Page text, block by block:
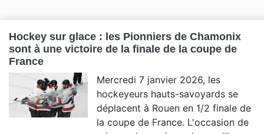
Hockey sur glace : les Pionniers de Chamonix
sont à une victoire de la finale de la coupe de
France
Mercredi 7 janvier 2026, les
hockeyeurs hauts-savoyards se
déplacent à Rouen en 1/2 finale de
la coupe de France. L'occasion de